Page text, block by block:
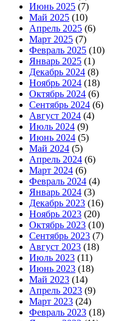
Июнь 2025 (7)
Май 2025 (10)
Апрель 2025 (6)
Март 2025 (7)
Февраль 2025 (10)
Январь 2025 (1)
Декабрь 2024 (8)
Ноябрь 2024 (18)
Октябрь 2024 (6)
Сентябрь 2024 (6)
Август 2024 (4)
Июль 2024 (9)
Июнь 2024 (5)
Май 2024 (5)
Апрель 2024 (6)
Март 2024 (6)
Февраль 2024 (4)
Январь 2024 (3)
Декабрь 2023 (16)
Ноябрь 2023 (20)
Октябрь 2023 (10)
Сентябрь 2023 (7)
Август 2023 (18)
Июль 2023 (11)
Июнь 2023 (18)
Май 2023 (14)
Апрель 2023 (9)
Март 2023 (24)
Февраль 2023 (18)